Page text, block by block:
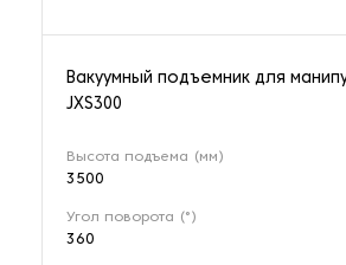
Вакуумный подъемник для
JXS300
Высота подъема (мм)
3500
Угол поворота (°)
360